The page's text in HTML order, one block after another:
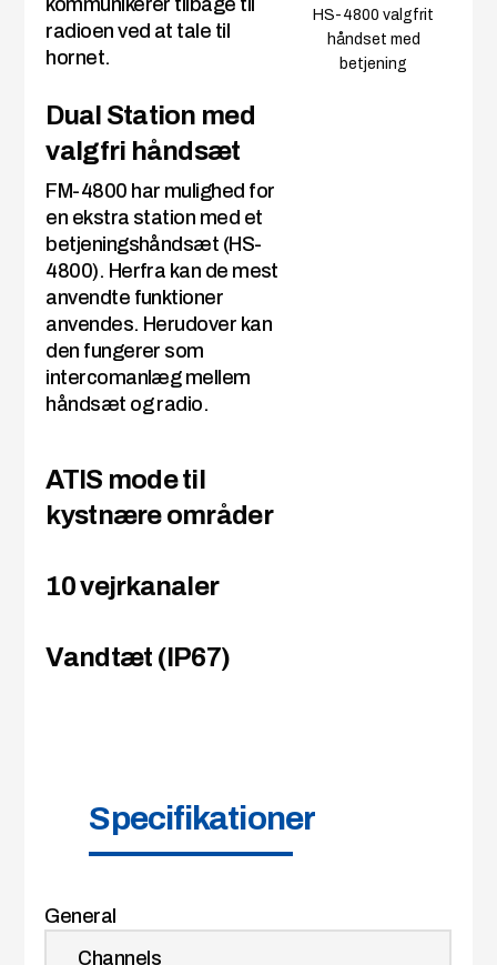
kommunikerer tilbage til
radioen ved at tale til
hornet.
Dual Station med
valgfri håndsæt
FM-4800 har mulighed for
en ekstra station med et
betjeningshåndsæt (HS-
4800). Herfra kan de mest
anvendte funktioner
anvendes. Herudover kan
den fungerer som
intercomanlæg mellem
håndsæt og radio.
ATIS mode til
kystnære områder
10 vejrkanaler
Vandtæt (IP67)
HS-4800 valgfrit
håndset med
betjening
Specifikationer
General
Channels